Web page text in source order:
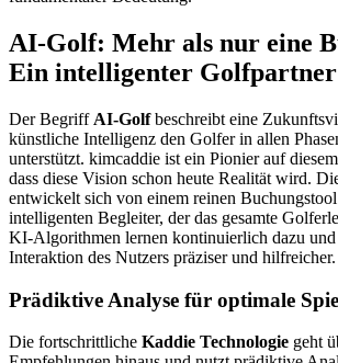
AI-Golf: Mehr als nur eine
Ein intelligenter Golfpartner
Der Begriff AI-Golfbeschreibt eine
künstliche Intelligenz den Golfer in allen
unterstützt. kimcaddie ist ein Pionier auf
dass diese Vision schon heute Realität wird.
entwickelt sich von einem reinen
intelligenten Begleiter, der das gesamte
KI-Algorithmen lernen kontinuierlich dazu
Interaktion des Nutzers präziser und hilfreicher.
Prädiktive Analyse für optimale
Die fortschrittliche Kaddie Technologie geht